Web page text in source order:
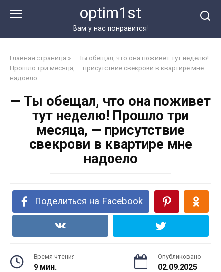
optim1st
Вам у нас понравится!
Главная страница » — Ты обещал, что она поживет тут неделю!
Прошло три месяца, — присутствие свекрови в квартире мне
надоело
— Ты обещал, что она поживет
тут неделю! Прошло три
месяца, — присутствие
свекрови в квартире мне
надоело
Поделиться на Facebook
Время чтения
9 мин.
Опубликовано
02.09.2025